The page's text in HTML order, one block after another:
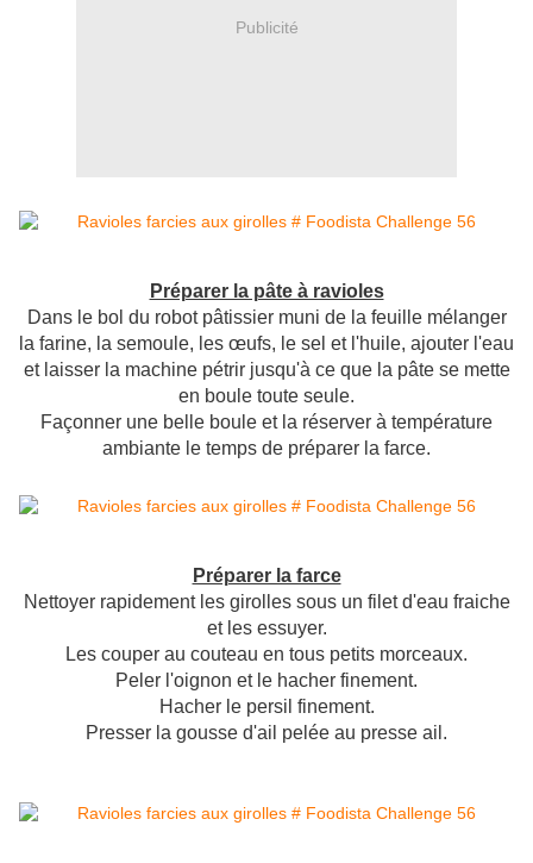
Publicité
Préparer la pâte à ravioles
Dans le bol du robot pâtissier muni de la feuille mélanger
la farine, la semoule, les œufs, le sel et l'huile, ajouter l'eau
et laisser la machine pétrir jusqu'à ce que la pâte se mette
en boule toute seule.
Façonner une belle boule et la réserver à température
ambiante le temps de préparer la farce.
Préparer la farce
Nettoyer rapidement les girolles sous un filet d'eau fraiche
et les essuyer.
Les couper au couteau en tous petits morceaux.
Peler l'oignon et le hacher finement.
Hacher le persil finement.
Presser la gousse d'ail pelée au presse ail.